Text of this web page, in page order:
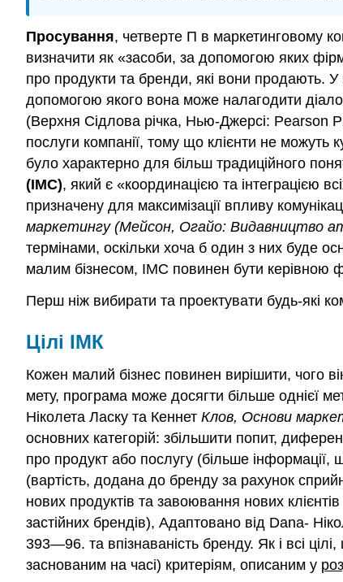
Просування, четверте П в маркетинговому
визначити як «засоби, за допомогою яких
про продукти та бренди, які вони продають. У
допомогою якого вона може налагодити
(Верхня Сідлова річка, Нью-Джерсі: Pearson
послуги компанії, тому що клієнти не можуть
було характерно для більш традиційного
(IMC), який є «координацією та інтеграцією
призначену для максимізації впливу
маркетингу (Мейсон, Огайо: Видавництво
термінами, оскільки хоча б один з них буде
малим бізнесом, IMC повинен бути керівною
Перш ніж вибирати та проектувати будь-які
Цілі ІМК
Кожен малий бізнес повинен вирішити, чого
мету, програма може досягти більше однієї
Ніколета Ласку та Кеннет Клов, Основи
основних категорій: збільшити попит,
про продукт або послугу (більше
(вартість, додана до бренду за рахунок
нових продуктів та завоювання нових
застійних брендів), Адаптовано від Dana-
393—96. та впізнаваність бренду. Як і всі
заснованим на часі) критеріям, описаним у